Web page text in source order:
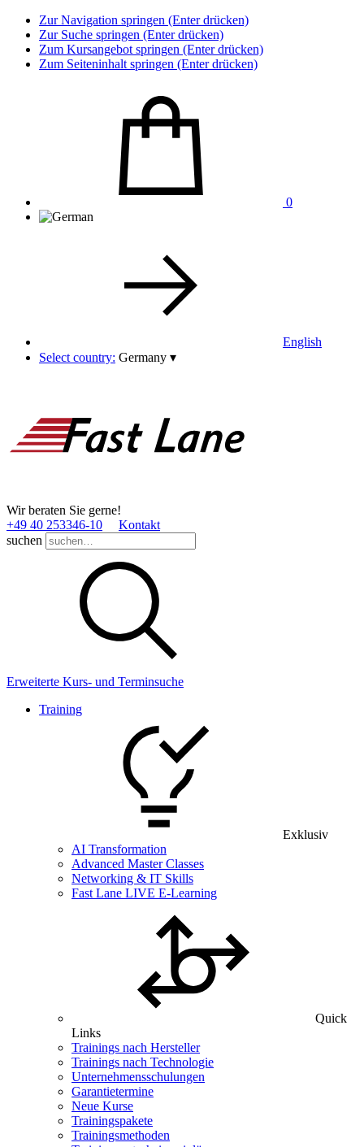
Zur Navigation springen (Enter drücken)
Zur Suche springen (Enter drücken)
Zum Kursangebot springen (Enter drücken)
Zum Seiteninhalt springen (Enter drücken)
0
English
Select country: Germany ▾
Wir beraten Sie gerne!
+49 40 253346­-10
Kontakt
suchen
Erweiterte Kurs- und Terminsuche
Training
Exklusiv
AI Transformation
Advanced Master Classes
Networking & IT Skills
Fast Lane LIVE E-Learning
Quick
Links
Trainings nach Hersteller
Trainings nach Technologie
Unternehmensschulungen
Garantietermine
Neue Kurse
Trainingspakete
Trainingsmethoden